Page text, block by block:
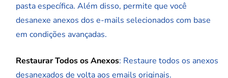
pasta específica. Além disso, permite que você
desanexe anexos dos e-mails selecionados com base
em condições avançadas.
Restaurar Todos os Anexos: Restaure todos os anexos
desanexados de volta aos emails originais.